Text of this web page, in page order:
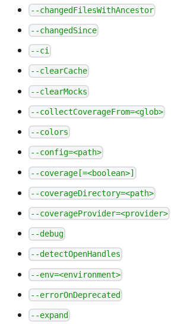
--changedFilesWithAncestor
--changedSince
--ci
--clearCache
--clearMocks
--collectCoverageFrom=<glob>
--colors
--config=<path>
--coverage[=<boolean>]
--coverageDirectory=<path>
--coverageProvider=<provider>
--debug
--detectOpenHandles
--env=<environment>
--errorOnDeprecated
--expand